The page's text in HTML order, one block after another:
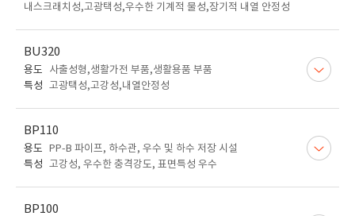
내스크래치성,고광택성,우수한 기계적 물성,장기적 내열 안정성
BU320
용도
사출성형,생활가전 부품,생활용품 부품
특성 고광택성,고강성,내열안정성
BP110
용도 PP-B 파이프, 하수관, 우수 및 하수 저장 시설
특성 고강성, 우수한 충격강도, 표면특성 우수
BP100